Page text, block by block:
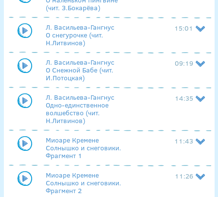
(чит. З.Бокарёва)
Л. Васильева-Гангнус
О снегурочке (чит.
Н.Литвинов)
15:01
Л. Васильева-Гангнус
О Снежной Бабе (чит.
И.Потоцкая)
09:19
Л. Васильева-Гангнус
Одно-единственное
волшебство (чит.
Н.Литвинов)
14:35
Миоаре Кремене
Солнышко и снеговики.
Фрагмент 1
11:43
Миоаре Кремене
Солнышко и снеговики.
Фрагмент 2
11:26